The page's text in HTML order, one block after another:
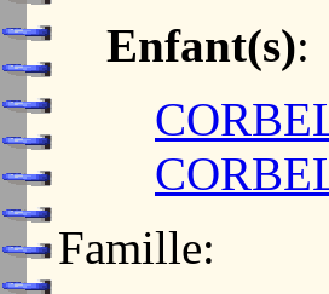
Enfant(s):
Famille: